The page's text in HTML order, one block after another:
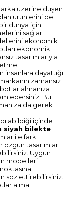
üzerine düşen
ürünlerini de
dünya için
sağlar.
ekonomik
ekonomik
tasarımlarıyla
dayattığı
zamansız
botlar almanıza
edersiniz. Bu
da gerek
içinde
siyah bilekte
ile fark
özgün tasarımlar
Uygun
modelleri
söz ettirebilirsiniz.
alma